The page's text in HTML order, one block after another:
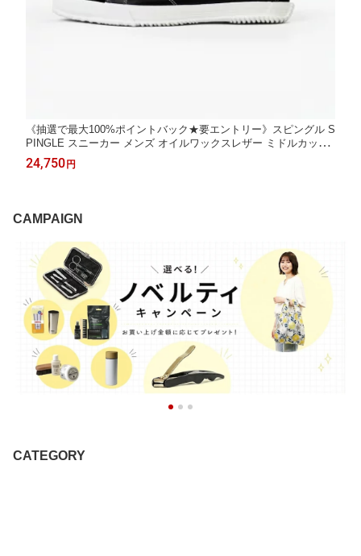
《抽選で最大100%ポイントバック★要エントリー》スピングル S
PINGLE スニーカー メンズ オイルワックスレザー ミドルカット
日本製 靴 シューズ ブラック SP-356 05 Black | ブランド [正規取
扱店]
24,750 円
CAMPAIGN
CATEGORY